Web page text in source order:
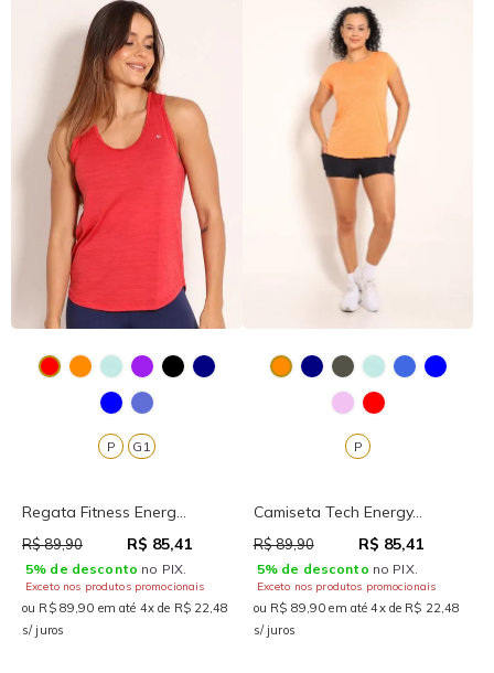
G1
P
Regata Fitness Energ...
R$ 89,90 R$ 85,41
5% de desconto no PIX.
Exceto nos produtos promocionais
ou R$ 89,90 em até 4x de R$ 22,48
s/ juros
P
Camiseta Tech Energy...
R$ 89,90 R$ 85,41
5% de desconto no PIX.
Exceto nos produtos promocionais
ou R$ 89,90 em até 4x de R$ 22,48
s/ juros